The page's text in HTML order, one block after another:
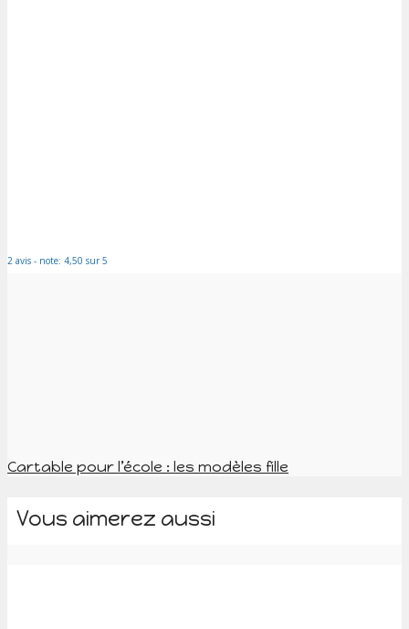
2 avis - note: 4,50 sur 5
Cartable pour l’école : les modèles fille
Vous aimerez aussi